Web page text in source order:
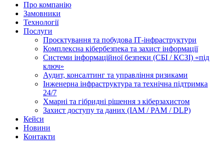
Про компанію
Замовники
Технології
Послуги
Проєктування та побудова ІТ-інфраструктури
Комплексна кібербезпека та захист інформації
Системи інформаційної безпеки (СБІ / КСЗІ) «під
ключ»
Аудит, консалтинг та управління ризиками
Інженерна інфраструктура та технічна підтримка
24/7
Хмарні та гібридні рішення з кіберзахистом
Захист доступу та даних (IAM / PAM / DLP)
Кейси
Новини
Контакти